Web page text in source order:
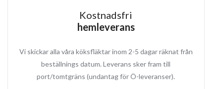
Kostnadsfri
hemleverans
Vi skickar alla våra köksfläktar inom 2-5 dagar räknat från
beställnings datum. Leverans sker fram till
port/tomtgräns (undantag för Ö-leveranser).